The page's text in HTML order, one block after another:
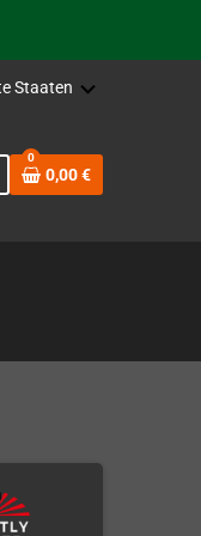
Staaten
0
0,00 €